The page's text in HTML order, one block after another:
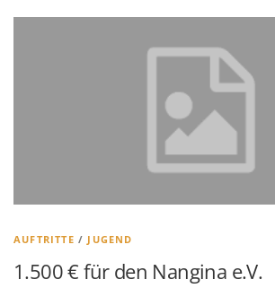
AUFTRITTE / JUGEND
1.500 € für den Nangina e.V.